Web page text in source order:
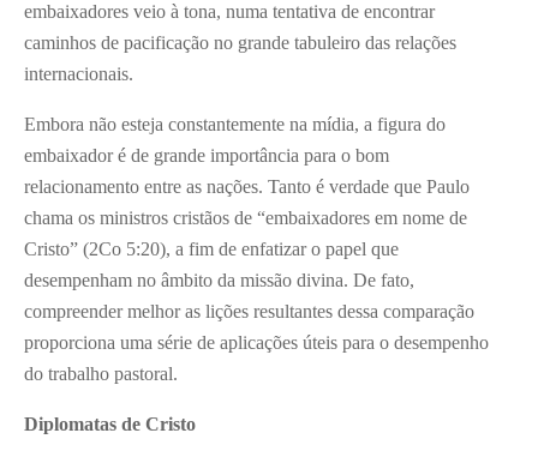
embaixadores veio à tona, numa tentativa de encontrar
caminhos de pacificação no grande tabuleiro das relações
internacionais.
Embora não esteja constantemente na mídia, a figura do
embaixador é de grande importância para o bom
relacionamento entre as nações. Tanto é verdade que Paulo
chama os ministros cristãos de “embaixadores em nome de
Cristo” (2Co 5:20), a fim de enfatizar o papel que
desempenham no âmbito da missão divina. De fato,
compreender melhor as lições resultantes dessa comparação
proporciona uma série de aplicações úteis para o desempenho
do trabalho pastoral.
Diplomatas de Cristo